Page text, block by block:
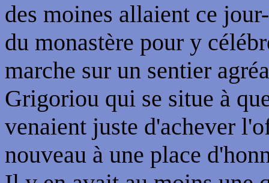
des moines allaient ce
du monastère pour y
marche sur un sentier
Grigoriou qui se situe à
venaient juste d'achever
nouveau à une place